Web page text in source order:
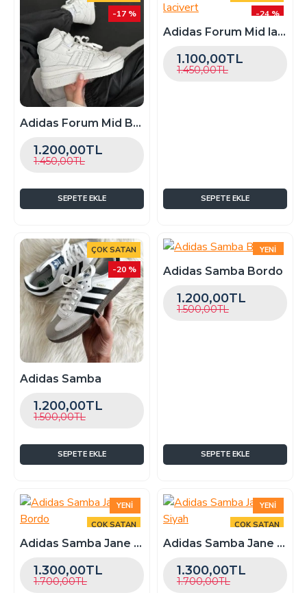
-17 %
Adidas Forum Mid Beyaz
1.200,00TL
1.450,00TL
SEPETE EKLE
-24 %
Adidas Forum Mid lacivert
1.100,00TL
1.450,00TL
SEPETE EKLE
ÇOK SATAN
-20 %
Adidas Samba
1.200,00TL
1.500,00TL
SEPETE EKLE
YENI
ÇOK SATAN
Adidas Samba Bordo
1.200,00TL
1.500,00TL
SEPETE EKLE
YENI
ÇOK SATAN
-24 %Adidas Samba Jane Bordo
1.300,00TL
1.700,00TL
YENI
ÇOK SATAN
-24 %Adidas Samba Jane Siyah
1.300,00TL
1.700,00TL